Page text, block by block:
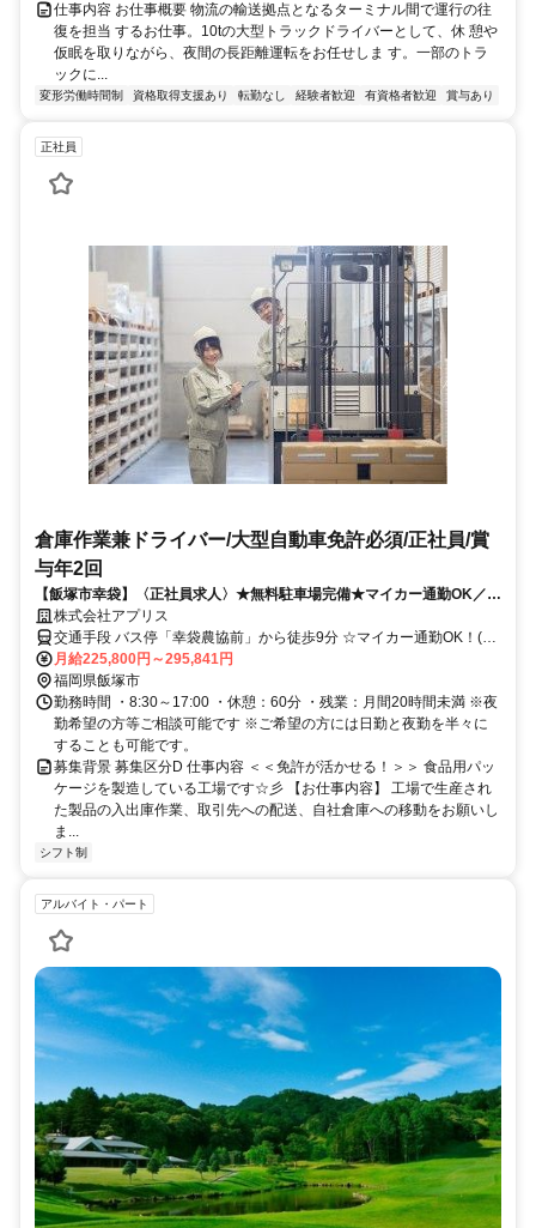
仕事内容 お仕事概要 物流の輸送拠点となるターミナル間で運行の往
復を担当 するお仕事。10tの大型トラックドライバーとして、休 憩や
仮眠を取りながら、夜間の長距離運転をお任せしま す。一部のトラ
ックに...
変形労働時間制 資格取得支援あり 転勤なし 経験者歓迎 有資格者歓迎 賞与あり
正社員
倉庫作業兼ドライバー/大型自動車免許必須/正社員/賞
与年2回
【飯塚市幸袋】〈正社員求人〉★無料駐車場完備★マイカー通勤OK／年
間休日115日/昼食代補助／～40代活躍中の職場です♪
株式会社アプリス
交通手段 バス停「幸袋農協前」から徒歩9分 ☆マイカー通勤OK！(従
業員用無料駐車場あり) 【最寄り駅】 ・ＪＲ筑豊本線「鯰田駅」
月給225,800円～295,841円
福岡県飯塚市
勤務時間 ・8:30～17:00 ・休憩：60分 ・残業：月間20時間未満 ※夜
勤希望の方等ご相談可能です ※ご希望の方には日勤と夜勤を半々に
することも可能です。
募集背景 募集区分D 仕事内容 ＜＜免許が活かせる！＞＞ 食品用パッ
ケージを製造している工場です☆彡 【お仕事内容】 工場で生産され
た製品の入出庫作業、取引先への配送、自社倉庫への移動をお願いし
ま...
シフト制
アルバイト・パート